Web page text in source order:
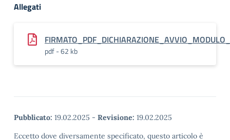
Allegati
pdf - 62 kb
Pubblicato: 19.02.2025 - Revisione: 19.02.2025
Eccetto dove diversamente specificato, questo articolo è